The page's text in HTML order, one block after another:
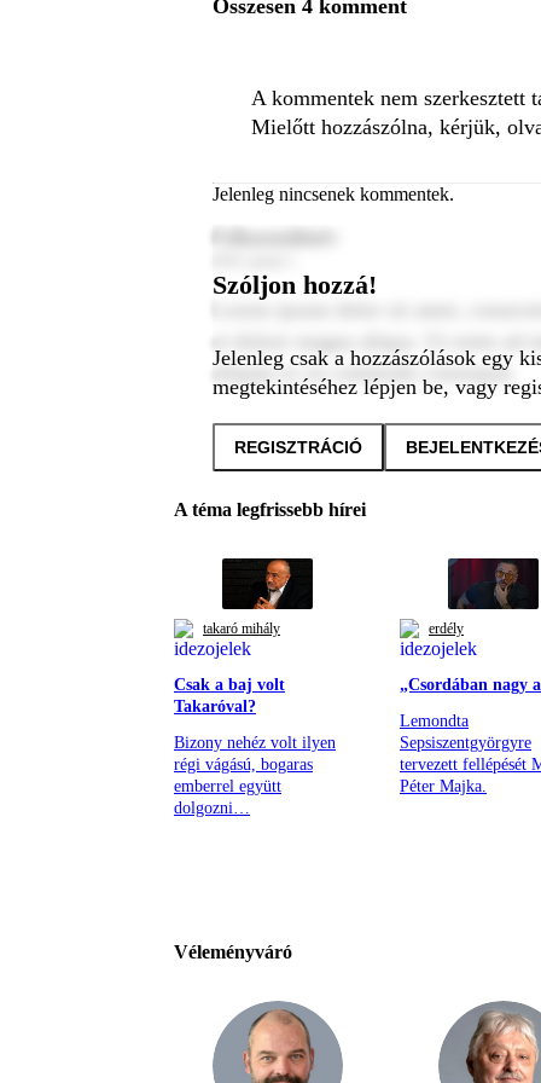
Összesen 4 komment
A kommentek nem
Mielőtt hozzászólna, kérjük,
Jelenleg nincsenek kommentek.
aliquip ex ea commodo consequat.
Szóljon hozzá!
Jelenleg csak a hozzászólások egy
megtekintéséhez lépjen be, vagy
REGISZTRÁCIÓ
A téma legfrissebb hírei
takaró mihály
Csak a baj volt
Takaróval?
Bizony nehéz volt ilyen
régi vágású, bogaras
emberrel együtt
dolgozni…
erdély
„Csordában nagy
Lemondta
Sepsiszentgyörgyre
tervezett fellépését
Péter Majka.
Véleményváró